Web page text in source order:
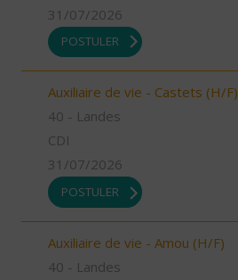
31/07/2026
POSTULER
Auxiliaire de vie - Castets (H/F)
40 - Landes
CDI
31/07/2026
POSTULER
Auxiliaire de vie - Amou (H/F)
40 - Landes